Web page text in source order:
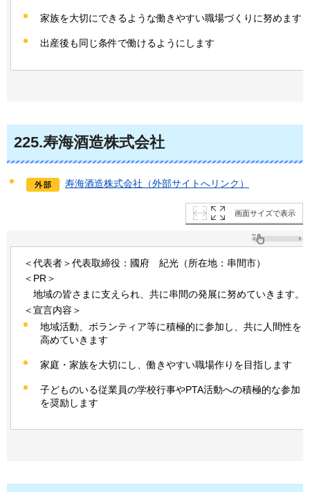
家族を大切にできるような働きやすい職場づくりに努めます
出産後も同じ条件で働けるようにします
225.寿海酒造株式会社
寿海酒造株式会社（外部サイトへリンク）
画面サイズで表示
＜代表者＞代表取締役：國府 紀光（所在地：串間市）
＜PR＞
地域の皆さまに支えられ、共に串間の発展に努めていきます。
＜宣言内容＞
地域活動、ボランティア等に積極的に参加し、共に人間性を
高めていきます
家庭・家族を大切にし、働きやすい職場作りを目指します
子どものいる従業員の学校行事やPTA活動への積極的な参加
を奨励します